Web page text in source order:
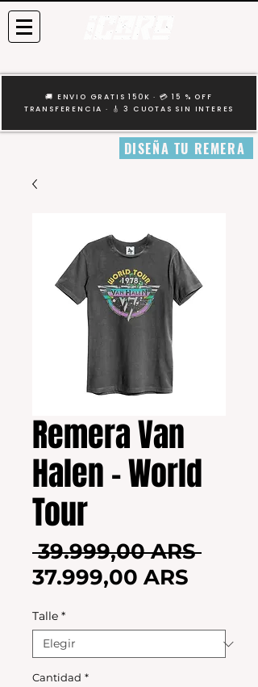
🚚 ENVIO GRATIS 150K · 💳 15 % OFF
TRANSFERENCIA · 🎸 3 CUOTAS SIN INTERES
DISEÑA TU REMERA
Remera Van
Halen - World
Tour
39.999,00 ARS Precio
37.999,00 ARS
oferta
Talle *
Cantidad *